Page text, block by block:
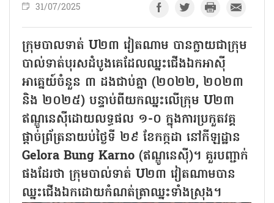
31/07/2025
ក្រុមបាលទាត់ U២៣ វៀតណាម បានក្លាយជាក្រុម
បាល់ទាត់បុរសដំបូងគេដែលឈ្នះជើងឯកអាស៊ី
អាគ្នេយ៍ចំនួន ៣ ដងជាប់គ្នា (២០២២, ២០២៣
និង ២០២៥) បន្ទាប់ពីយកឈ្នះលើក្រុម U២៣
ឥណ្ឌូនេស៊ីដោយលទ្ធផល ១-០ ក្នុងការប្រកួតវគ្គ
ផ្តាច់ព្រ័ត្រនាយប់ថ្ងៃទី ២៩ ខែកក្កដា នៅកីឡដ្ឋាន
Gelora Bung Karno (ឥណ្ឌូនេស៊ី)។ គួរបញ្ជាក់
ផងដែរថា ក្រុមបាល់ទាត់ U២៣ វៀតណាមបាន
ឈ្នះជើងឯកដោយកំណត់ត្រាឈ្នះទាំងស្រុង។